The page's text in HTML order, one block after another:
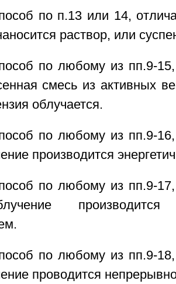
по п.13 или 14,
раствор, или
по любому из пп.9-
смесь из активных
облучается.
по любому из пп.9-
производится
по любому из пп.9-
производится
по любому из пп.9-
проводится